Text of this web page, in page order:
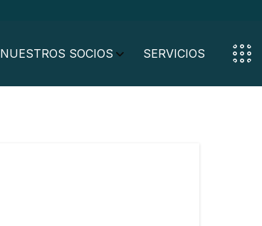
NUESTROS SOCIOS SERVICIOS